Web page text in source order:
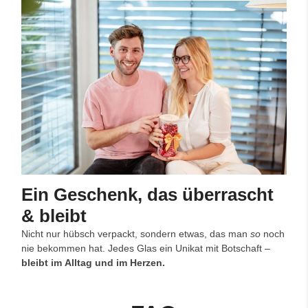
Ein Geschenk, das überrascht
& bleibt
Nicht nur hübsch verpackt, sondern etwas, das man so noch
nie bekommen hat. Jedes Glas ein Unikat mit Botschaft –
bleibt im Alltag und im Herzen.